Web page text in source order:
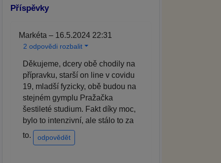
Příspěvky
Markéta – 16.5.2024 22:31
2 odpovědi rozbalit
Děkujeme, dcery obě chodily na
přípravku, starší on line v covidu
19, mladší fyzicky, obě budou na
stejném gymplu Pražačka
šestileté studium. Fakt díky moc,
bylo to intenzivní, ale stálo to za
to.
odpovědět